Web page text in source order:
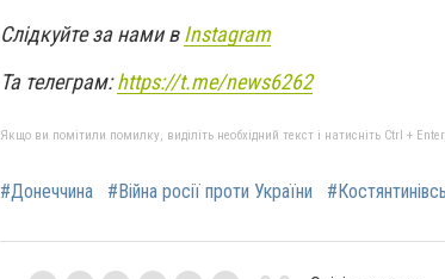
Слідкуйте за нами вInstagram
Та телеграм:https://t.me/news6262
Якщо ви помітили помилку, виділіть необхідний текст і натисніть Ctrl +
#Донеччина #Війна росії проти України